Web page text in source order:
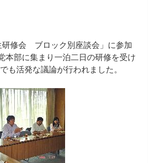
研修会 ブロック別座談会」に参加
本部に集まり一泊二日の研修を受け
も活発な議論が行われました。